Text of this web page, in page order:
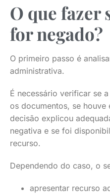
O que fazer
for negado?
O primeiro passo é
administrativa.
É necessário verificar se
os documentos, se houve
decisão explicou
negativa e se foi
recurso.
Dependendo do caso, o
apresentar recurso